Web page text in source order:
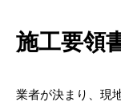
施工要領
業者が決まり、現